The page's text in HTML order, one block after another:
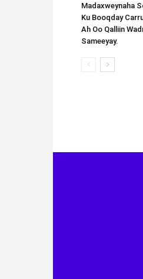
Madaxweynaha
Ku Booqday
Ah Oo Qalliin
Sameeyay.